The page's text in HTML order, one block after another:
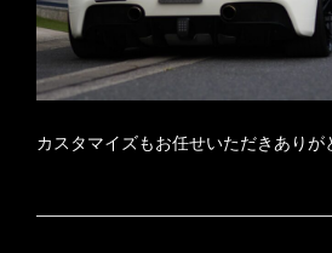
カスタマイズもお任せいただきありが